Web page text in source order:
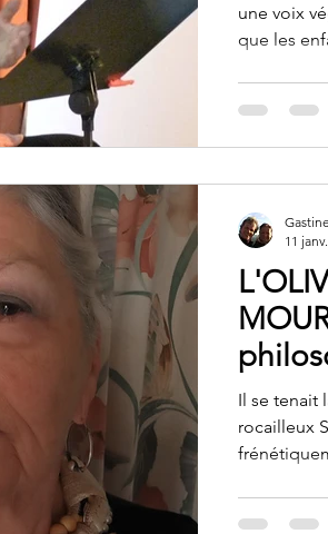
une voix
que les
Il se tenait
rocailleux
11